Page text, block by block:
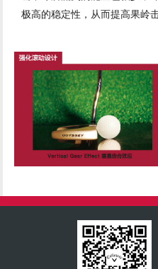
极高的稳定性，从而提高果岭